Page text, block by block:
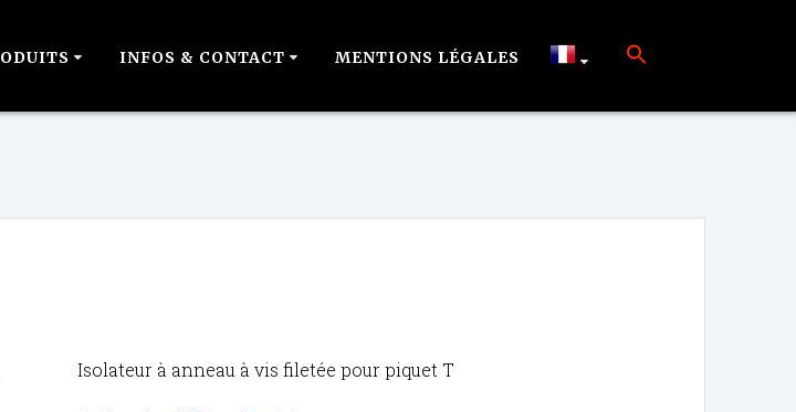
INFOS & CONTACT MENTIONS LÉGALES
Isolateur à anneau à vis filetée pour piquet T